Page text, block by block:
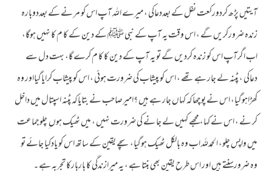
آیتیں پڑھ کردورکعت نفل کے بعددعاکی ، میرے اللہ آپ اس کو مر نے کے بعددوبارہ
زندہ ضرورکریں گے ، اس وقت یہ آپ کے نبی ﷺ کے دین کے کا م کا نہیں ہوگا،
اب اگرآپ اس کو زندہ کردیں گے تو یہ آپ کے دین کا کا م کرے گا، بہت دل سے
دعاکی ، پٹنہ لے جار ہے تھے ، اس کو پیشاب کی ضرورت ہوئی ، اس کو پیشاب کرایاگیااور وہ
کھڑاہوگیا، اس نے پوچھاکہ کہاں جار ہے ہیں ؟امیرصاحب نے بتایاکہ پٹنہ اسپتال میں داخل
کر نے ، اس نے کہا، مجھے کہیں لے جا نے کی ضرورت نہیں ، میں ٹھیک ہوں ِ چلوجماعت
میں واپس چلو، الحمدللہ اب وہ بالکل ٹھیک ہوگیا، سچے یقین کے ساتھ اس کو یادکیا جائے تو
وہ ضرورسنتے ہیں اور اس طرح یقین بھی بنتا ہے ، یہ میرازندگی کا باربارکا تجربہ ہے ۔